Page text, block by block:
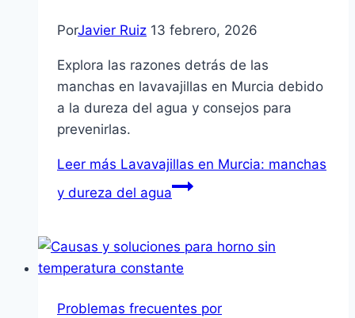
PorJavier Ruiz 13 febrero, 2026
Explora las razones detrás de las
manchas en lavavajillas en Murcia debido
a la dureza del agua y consejos para
prevenirlas.
Leer más Lavavajillas en Murcia: manchas
y dureza del agua
Problemas frecuentes por